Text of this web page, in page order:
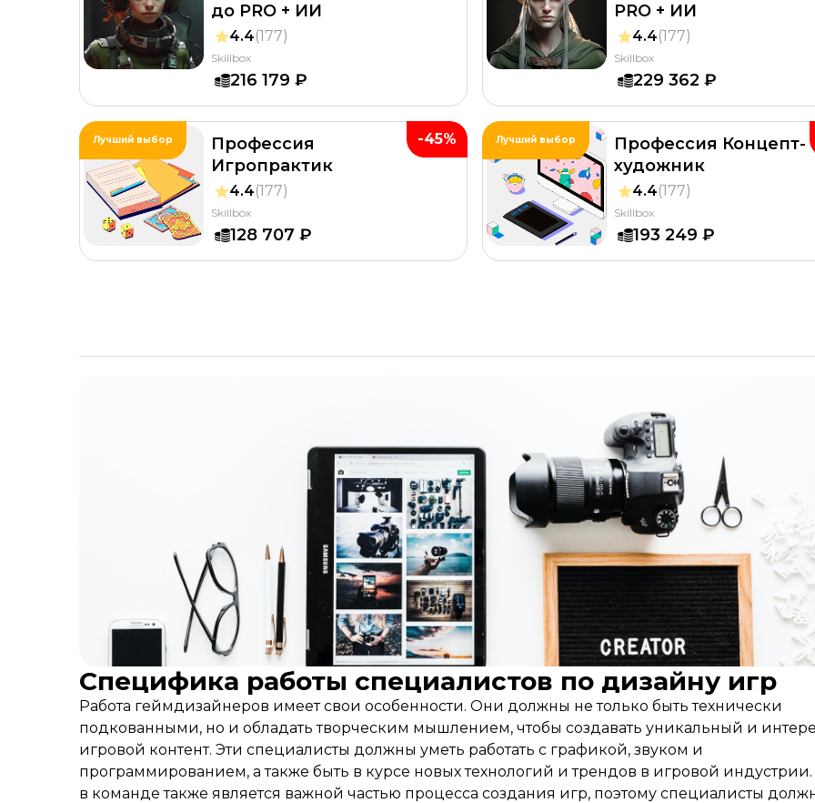
до PRO + ИИ
4.4(177)
Skillbox
216 179 ₽
PRO + ИИ
4.4(177)
Skillbox
229 362 ₽
Профессия
Игропрактик
Лучший выбор
4.4(177)
Skillbox
128 707 ₽
-45%
Профессия Концепт-
художник
Лучший выбор
4.4(177)
Skillbox
193 249 ₽
Специфика работы специалистов по дизайну игр
Работа геймдизайнеров имеет свои особенности. Они должны не только быть технически
подкованными, но и обладать творческим мышлением, чтобы создавать уникальный и
игровой контент. Эти специалисты должны уметь работать с графикой, звуком и
программированием, а также быть в курсе новых технологий и трендов в игровой индустрии.
в команде также является важной частью процесса создания игр, поэтому специалисты